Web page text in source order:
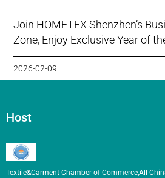
Join HOMETEX Shenzhen’s
Zone, Enjoy Exclusive Year of
2026-02-09
Host
Textile&Carment Chamber of Commerce,All-